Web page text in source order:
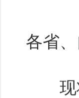
各省
现将